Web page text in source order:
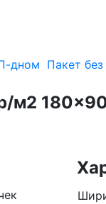
дном Пакет
м2